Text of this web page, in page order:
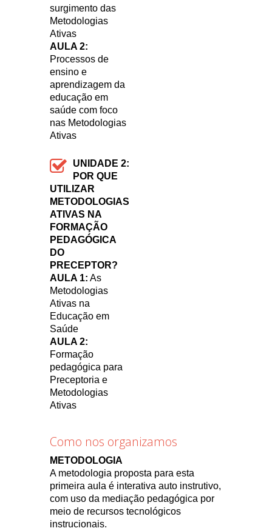
surgimento das
Metodologias
Ativas
AULA 2:
Processos de
ensino e
aprendizagem da
educação em
saúde com foco
nas Metodologias
Ativas
UNIDADE 2:
POR QUE
UTILIZAR
METODOLOGIAS
ATIVAS NA
FORMAÇÃO
PEDAGÓGICA
DO
PRECEPTOR?
AULA 1: As
Metodologias
Ativas na
Educação em
Saúde
AULA 2:
Formação
pedagógica para
Preceptoria e
Metodologias
Ativas
Como nos organizamos
METODOLOGIA
A metodologia proposta para esta
primeira aula é interativa auto instrutivo,
com uso da mediação pedagógica por
meio de recursos tecnológicos
instrucionais.